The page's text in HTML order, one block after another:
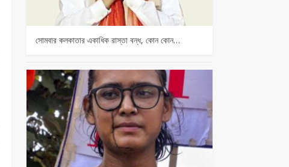
সোমবার কলকাতার একাধিক রাস্তা বন্ধ, কোন কোন…